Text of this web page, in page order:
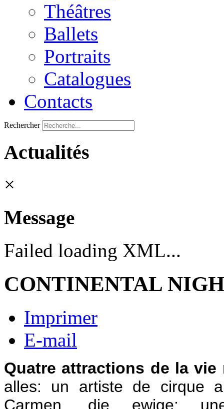
Théâtres
Ballets
Portraits
Catalogues
Contacts
Rechercher
Actualités
×
Message
Failed loading XML...
CONTINENTAL
Imprimer
E-mail
Quatre attractions de la
alles: un artiste de cirque
Carmen, die ewige: